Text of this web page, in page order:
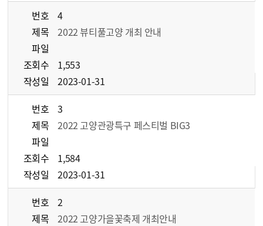
번호
4
제목
2022 뷰티풀고양 개최 안내
파일
조회수
1,553
작성일
2023-01-31
번호
3
제목
2022 고양관광특구 페스티벌 BIG3
파일
조회수
1,584
작성일
2023-01-31
번호
2
제목
2022 고양가을꽃축제 개최안내